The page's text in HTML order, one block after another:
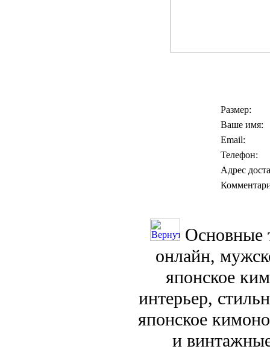
Размер:
Ваше имя:
Email:
Телефон:
Адрес
Основные
онлайн,
японское
интерьер,
японское
и